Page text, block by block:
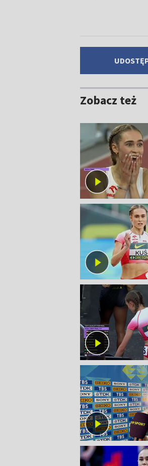
Zobacz też